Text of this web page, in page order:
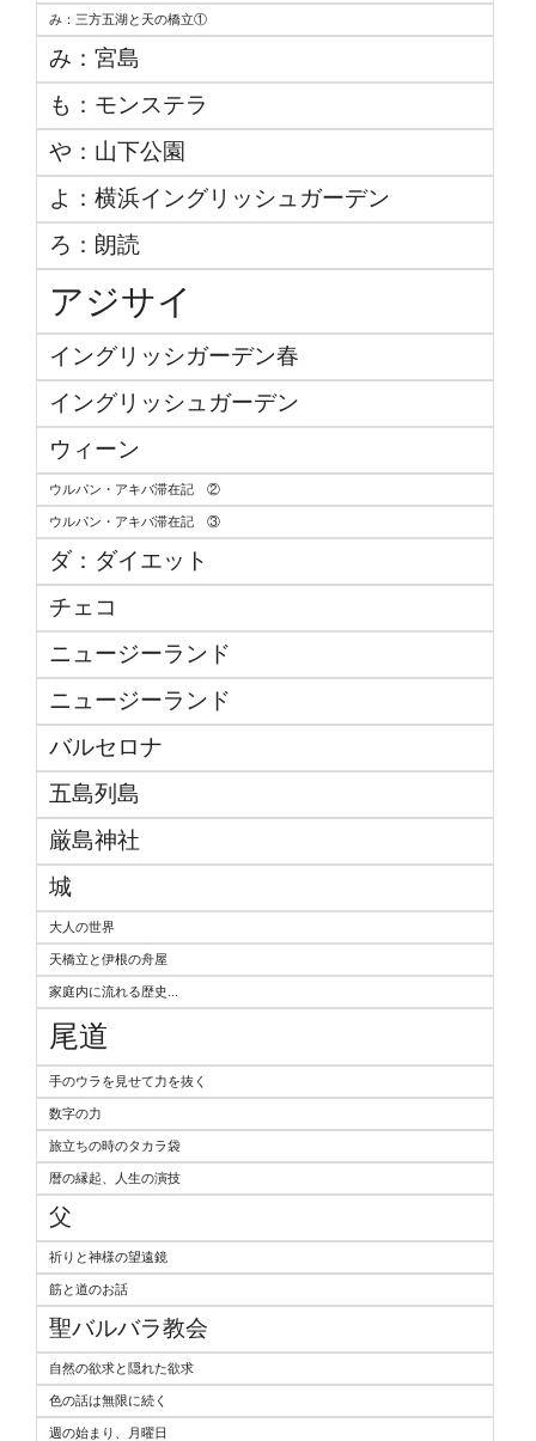
み：三方五湖と天の橋立①
み：宮島
も：モンステラ
や：山下公園
よ：横浜イングリッシュガーデン
ろ：朗読
アジサイ
イングリッシガーデン春
イングリッシュガーデン
ウィーン
ウルパン・アキバ滞在記 ②
ウルパン・アキバ滞在記 ③
ダ：ダイエット
チェコ
ニュージーランド
ニュージーランド
バルセロナ
五島列島
厳島神社
城
大人の世界
天橋立と伊根の舟屋
家庭内に流れる歴史...
尾道
手のウラを見せて力を抜く
数字の力
旅立ちの時のタカラ袋
暦の縁起、人生の演技
父
祈りと神様の望遠鏡
筋と道のお話
聖バルバラ教会
自然の欲求と隠れた欲求
色の話は無限に続く
週の始まり、月曜日